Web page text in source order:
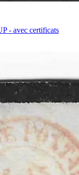
- avec certificats